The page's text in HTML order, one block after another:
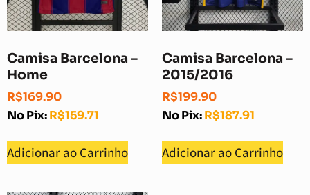
Camisa Barcelona –
Home
R$169.90
No Pix:R$159.71
Adicionar ao Carrinho
Camisa Barcelona –
2015/2016
R$199.90
No Pix:R$187.91
Adicionar ao Carrinho